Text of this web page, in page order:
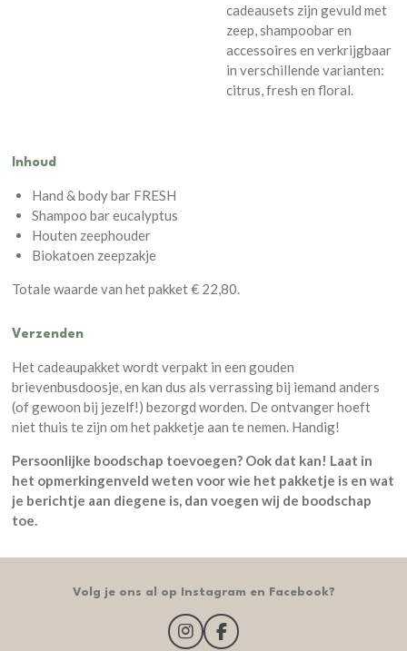
cadeausets zijn gevuld met
zeep, shampoobar en
accessoires en verkrijgbaar
in verschillende varianten:
citrus, fresh en floral.
Inhoud
Hand & body bar FRESH
Shampoo bar eucalyptus
Houten zeephouder
Biokatoen zeepzakje
Totale waarde van het pakket € 22,80.
Verzenden
Het cadeaupakket wordt verpakt in een gouden
brievenbusdoosje, en kan dus als verrassing bij iemand anders
(of gewoon bij jezelf!) bezorgd worden. De ontvanger hoeft
niet thuis te zijn om het pakketje aan te nemen. Handig!
Persoonlijke boodschap toevoegen? Ook dat kan! Laat in
het opmerkingenveld weten voor wie het pakketje is en wat
je berichtje aan diegene is, dan voegen wij de boodschap
toe.
Volg je ons al op Instagram en Facebook?
I
F